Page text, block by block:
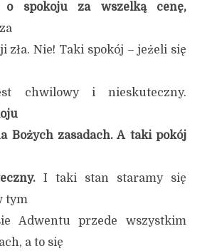
spokoju za wszelką cenę,
zła. Nie! Taki spokój – jeżeli się
chwilowy i nieskuteczny.
Bożych zasadach.A taki pokój
I taki stan staramy się
tym
Adwentu przede wszystkim
a to się